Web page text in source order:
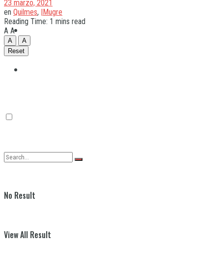
No Result
View All Result
23 marzo, 2021
en Quilmes, |Mugre
Reading Time: 1 mins read
A A
A
A
Reset